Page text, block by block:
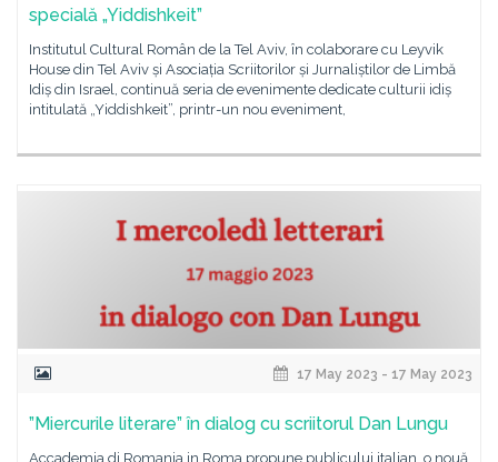
specială „Yiddishkeit”
Institutul Cultural Român de la Tel Aviv, în colaborare cu Leyvik
House din Tel Aviv și Asociația Scriitorilor și Jurnaliștilor de Limbă
Idiș din Israel, continuă seria de evenimente dedicate culturii idiș
intitulată „Yiddishkeit”, printr-un nou eveniment,
17 May 2023 - 17 May 2023
”Miercurile literare” în dialog cu scriitorul Dan Lungu
Accademia di Romania in Roma propune publicului italian, o nouă